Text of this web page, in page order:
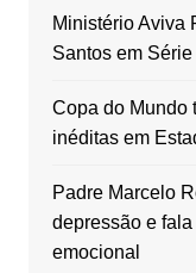
Ministério Aviva
Santos em
Copa do Mundo
inéditas em
Padre Marcelo
depressão e
emocional